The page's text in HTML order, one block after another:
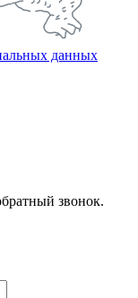
данных
звонок.